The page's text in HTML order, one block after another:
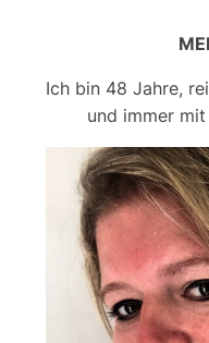
Ich bin 48 Jahre,
und immer